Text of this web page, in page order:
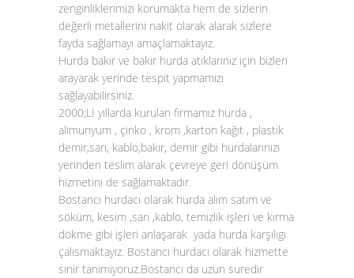
zenginliklerimizi korumakta hem de sizlerin
değerli metallerini nakit olarak alarak sizlere
fayda sağlamayı amaçlamaktayız.
Hurda bakır ve bakır hurda atıklarınız için bizleri
arayarak yerinde tespit yapmamızı
sağlayabilirsiniz.
2000;Lİ yıllarda kurulan firmamız hurda ,
alimunyum , çinko , krom ,karton kağıt , plastik
demir,sarı, kablo,bakır, demir gibi hurdalarınızı
yerinden teslim alarak çevreye geri dönüşüm
hizmetini de sağlamaktadır.
Bostancı hurdacı olarak hurda alım satım ve
söküm, kesim ,sarı ,kablo, temizlik işleri ve kırma
dökme gibi işleri anlaşarak yada hurda karşılıgı
çalısmaktayız. Bostancı hurdacı olarak hizmette
sınir tanimiyoruz.Bostancı da uzun suredir